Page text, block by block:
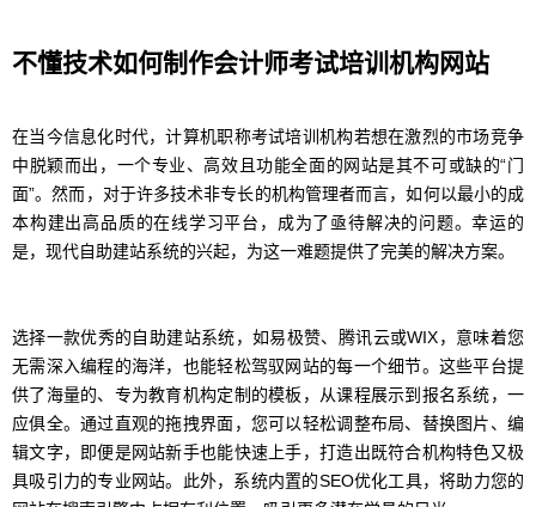
不懂技术如何制作会计师考试培训机构网站
在当今信息化时代，计算机职称考试培训机构若想在激烈的市场竞争
中脱颖而出，一个专业、高效且功能全面的网站是其不可或缺的“门
面”。然而，对于许多技术非专长的机构管理者而言，如何以最小的成
本构建出高品质的在线学习平台，成为了亟待解决的问题。幸运的
是，现代自助建站系统的兴起，为这一难题提供了完美的解决方案。
选择一款优秀的自助建站系统，如易极赞、腾讯云或WIX，意味着您
无需深入编程的海洋，也能轻松驾驭网站的每一个细节。这些平台提
供了海量的、专为教育机构定制的模板，从课程展示到报名系统，一
应俱全。通过直观的拖拽界面，您可以轻松调整布局、替换图片、编
辑文字，即便是网站新手也能快速上手，打造出既符合机构特色又极
具吸引力的专业网站。此外，系统内置的SEO优化工具，将助力您的